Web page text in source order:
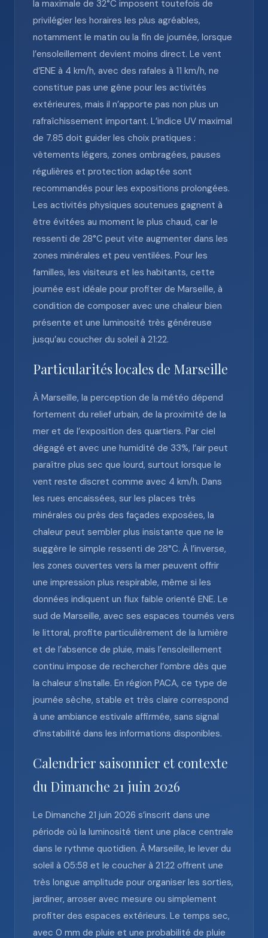
la maximale de 32°C imposent toutefois de
privilégier les horaires les plus agréables,
notamment le matin ou la fin de journée, lorsque
l’ensoleillement devient moins direct. Le vent
d’ENE à 4 km/h, avec des rafales à 11 km/h, ne
constitue pas une gêne pour les activités
extérieures, mais il n’apporte pas non plus un
rafraîchissement important. L’indice UV maximal
de 7.85 doit guider les choix pratiques :
vêtements légers, zones ombragées, pauses
régulières et protection adaptée sont
recommandés pour les expositions prolongées.
Les activités physiques soutenues gagnent à
être évitées au moment le plus chaud, car le
ressenti de 28°C peut vite augmenter dans les
zones minérales et peu ventilées. Pour les
familles, les visiteurs et les habitants, cette
journée est idéale pour profiter de Marseille, à
condition de composer avec une chaleur bien
présente et une luminosité très généreuse
jusqu’au coucher du soleil à 21:22.
Particularités locales de Marseille
À Marseille, la perception de la météo dépend
fortement du relief urbain, de la proximité de la
mer et de l’exposition des quartiers. Par ciel
dégagé et avec une humidité de 33%, l’air peut
paraître plus sec que lourd, surtout lorsque le
vent reste discret comme avec 4 km/h. Dans
les rues encaissées, sur les places très
minérales ou près des façades exposées, la
chaleur peut sembler plus insistante que ne le
suggère le simple ressenti de 28°C. À l’inverse,
les zones ouvertes vers la mer peuvent offrir
une impression plus respirable, même si les
données indiquent un flux faible orienté ENE. Le
sud de Marseille, avec ses espaces tournés vers
le littoral, profite particulièrement de la lumière
et de l’absence de pluie, mais l’ensoleillement
continu impose de rechercher l’ombre dès que
la chaleur s’installe. En région PACA, ce type de
journée sèche, stable et très claire correspond
à une ambiance estivale affirmée, sans signal
d’instabilité dans les informations disponibles.
Calendrier saisonnier et contexte
du Dimanche 21 juin 2026
Le Dimanche 21 juin 2026 s’inscrit dans une
période où la luminosité tient une place centrale
dans le rythme quotidien. À Marseille, le lever du
soleil à 05:58 et le coucher à 21:22 offrent une
très longue amplitude pour organiser les sorties,
jardiner, arroser avec mesure ou simplement
profiter des espaces extérieurs. Le temps sec,
avec 0 mm de pluie et une probabilité de pluie